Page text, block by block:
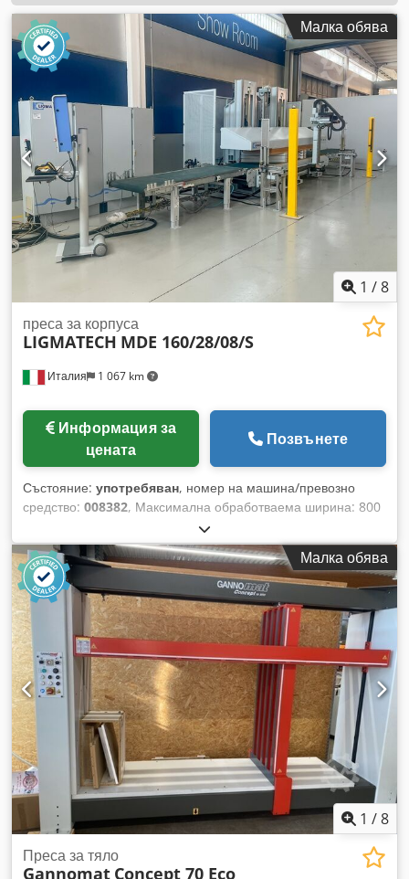
Малка обява
1 /8
Италия 1 067 km
преса за корпуса
LIGMATECH MDE 160/28/08/S
Информация за
цената
Позвънете
Състояние: употребяван, номер на машина/превозно
средство: 008382, Максимална обработваема ширина: 800
мм Cjdpfx Akjywadwstsrf Максимална обработваема
дължина: 2800 мм Максимална обработваема височина:
1320 мм Максимална подаваща скорост: 40 м/минМалка обява
1 /8
Преса за тяло
Gannomat Concept 70 Eco